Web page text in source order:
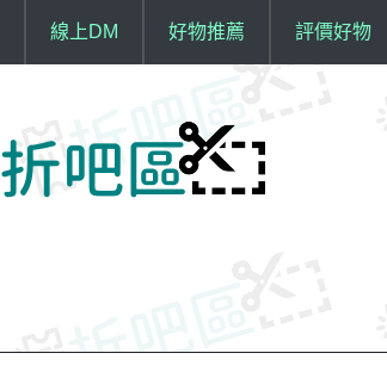
線上DM 好物推薦 評價好物